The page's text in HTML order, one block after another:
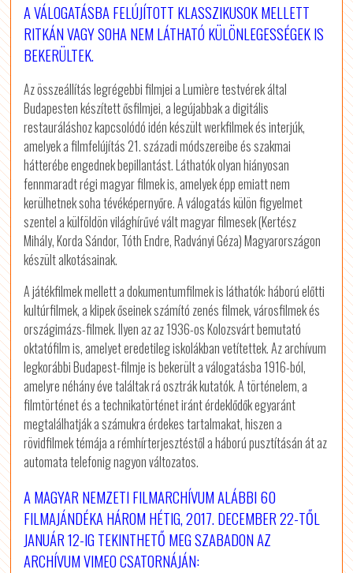
A VÁLOGATÁSBA FELÚJÍTOTT KLASSZIKUSOK MELLETT
RITKÁN VAGY SOHA NEM LÁTHATÓ KÜLÖNLEGESSÉGEK IS
BEKERÜLTEK.
Az összeállítás legrégebbi filmjei a Lumière testvérek által
Budapesten készített ősfilmjei, a legújabbak a digitális
restauráláshoz kapcsolódó idén készült werkfilmek és interjúk,
amelyek a filmfelújítás 21. századi módszereibe és szakmai
hátterébe engednek bepillantást. Láthatók olyan hiányosan
fennmaradt régi magyar filmek is, amelyek épp emiatt nem
kerülhetnek soha tévéképernyőre. A válogatás külön figyelmet
szentel a külföldön világhírűvé vált magyar filmesek (Kertész
Mihály, Korda Sándor, Tóth Endre, Radványi Géza) Magyarországon
készült alkotásainak.
A játékfilmek mellett a dokumentumfilmek is láthatók: háború előtti
kultúrfilmek, a klipek őseinek számító zenés filmek, városfilmek és
országimázs-filmek. Ilyen az az 1936-os Kolozsvárt bemutató
oktatófilm is, amelyet eredetileg iskolákban vetítettek. Az archívum
legkorábbi Budapest-filmje is bekerült a válogatásba 1916-ból,
amelyre néhány éve találtak rá osztrák kutatók. A történelem, a
filmtörténet és a technikatörténet iránt érdeklődők egyaránt
megtalálhatják a számukra érdekes tartalmakat, hiszen a
rövidfilmek témája a rémhírterjesztéstől a háború pusztításán át az
automata telefonig nagyon változatos.
A MAGYAR NEMZETI FILMARCHÍVUM ALÁBBI 60
FILMAJÁNDÉKA HÁROM HÉTIG, 2017. DECEMBER 22-TŐL
JANUÁR 12-IG TEKINTHETŐ MEG SZABADON AZ
ARCHÍVUM VIMEO CSATORNÁJÁN: